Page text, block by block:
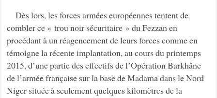
Dès lors, les forces armées européennes tentent de
combler ce « trou noir sécuritaire » du Fezzan en
procédant à un réagencement de leurs forces comme en
témoigne la récente implantation, au cours du printemps
2015, d’une partie des effectifs de l’Opération Barkhâne
de l’armée française sur la base de Madama dans le Nord
Niger située à seulement quelques kilomètres de la